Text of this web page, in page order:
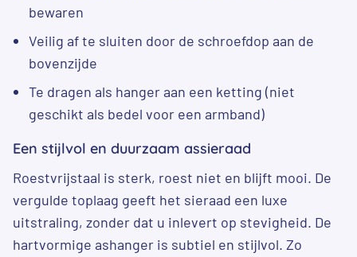
bewaren
Veilig af te sluiten door de schroefdop aan de
bovenzijde
Te dragen als hanger aan een ketting (niet
geschikt als bedel voor een armband)
Een stijlvol en duurzaam assieraad
Roestvrijstaal is sterk, roest niet en blijft mooi. De
vergulde toplaag geeft het sieraad een luxe
uitstraling, zonder dat u inlevert op stevigheid. De
hartvormige ashanger is subtiel en stijlvol. Zo